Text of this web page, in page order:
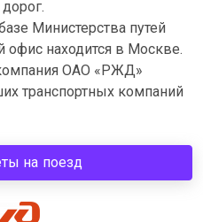
Министерства путей
офис находится в Москве.
ОАО «РЖД»
транспортных компаний
на поезд